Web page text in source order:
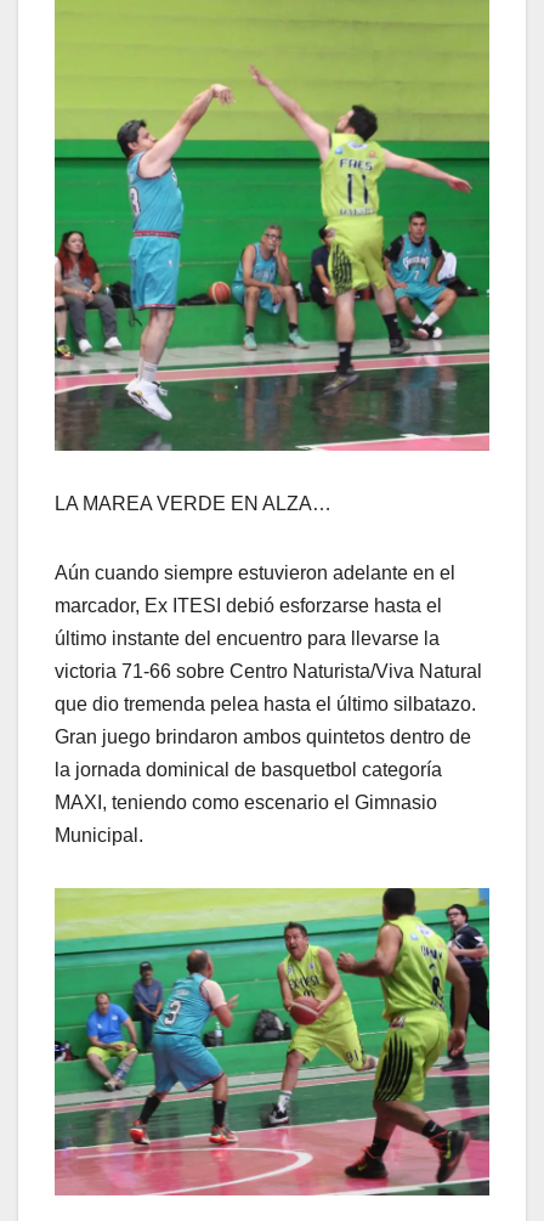
LA MAREA VERDE EN ALZA…
Aún cuando siempre estuvieron adelante en el
marcador, Ex ITESI debió esforzarse hasta el
último instante del encuentro para llevarse la
victoria 71-66 sobre Centro Naturista/Viva Natural
que dio tremenda pelea hasta el último silbatazo.
Gran juego brindaron ambos quintetos dentro de
la jornada dominical de basquetbol categoría
MAXI, teniendo como escenario el Gimnasio
Municipal.